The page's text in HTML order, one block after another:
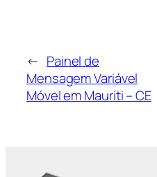
← Painel de
Mensagem Variável
Móvel em Mauriti – CE